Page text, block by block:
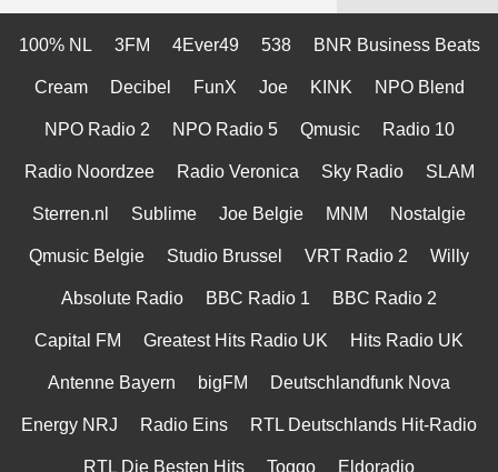
100% NL 3FM 4Ever49 538 BNR Business Beats
Cream Decibel FunX Joe KINK NPO Blend
NPO Radio 2 NPO Radio 5 Qmusic Radio 10
Radio Noordzee Radio Veronica Sky Radio SLAM
Sterren.nl Sublime Joe Belgie MNM Nostalgie
Qmusic Belgie Studio Brussel VRT Radio 2 Willy
Absolute Radio BBC Radio 1 BBC Radio 2
Capital FM Greatest Hits Radio UK Hits Radio UK
Antenne Bayern bigFM Deutschlandfunk Nova
Energy NRJ Radio Eins RTL Deutschlands Hit-Radio
RTL Die Besten Hits Toggo Eldoradio